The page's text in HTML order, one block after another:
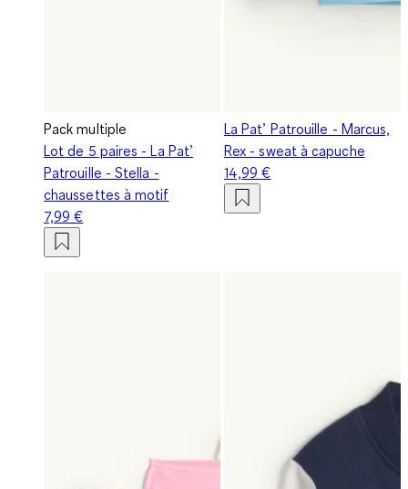
Pack multiple
Lot de 5 paires - La Pat’
Patrouille - Stella -
chaussettes à motif
7,99 €
La Pat’ Patrouille - Marcus,
Rex - sweat à capuche
14,99 €